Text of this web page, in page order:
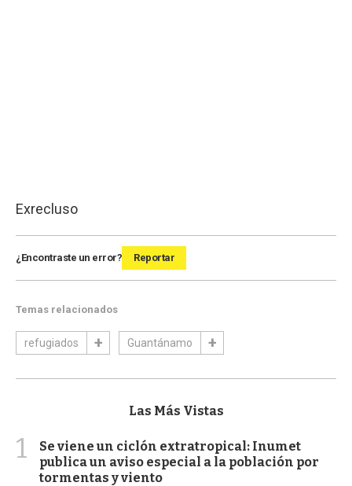
Exrecluso
¿Encontraste un error? Reportar
Temas relacionados
refugiados Guantánamo
Las Más Vistas
1
Se viene un ciclón extratropical: Inumet
publica un aviso especial a la población por
tormentas y viento